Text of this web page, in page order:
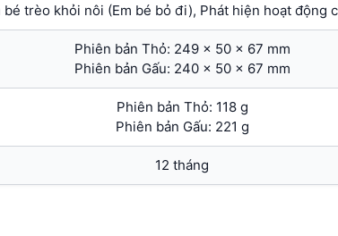
trèo khỏi nôi (Em bé bỏ đi), Phát hiện hoạt động
Phiên bản Thỏ: 249 x 50 x 67 mm
Phiên bản Gấu: 240 x 50 x 67 mm
Phiên bản Thỏ: 118 g
Phiên bản Gấu: 221 g
12 tháng